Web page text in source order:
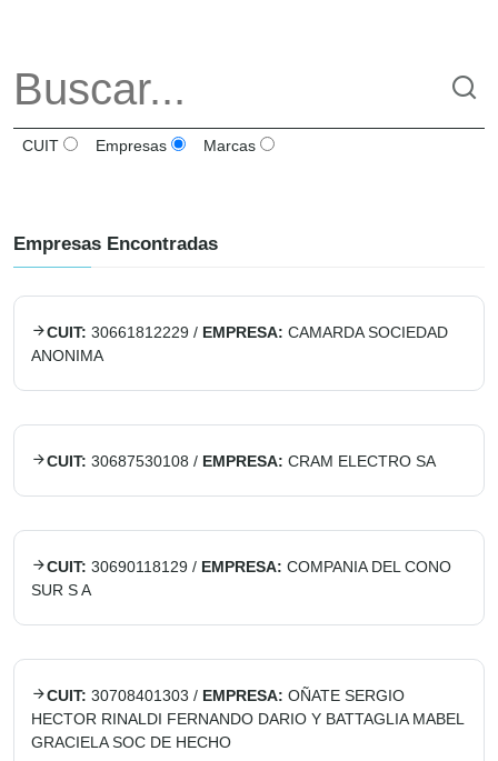
CUIT Empresas Marcas
Empresas Encontradas
CUIT: 30661812229 / EMPRESA: CAMARDA SOCIEDAD
ANONIMA
CUIT: 30687530108 / EMPRESA: CRAM ELECTRO SA
CUIT: 30690118129 / EMPRESA: COMPANIA DEL CONO
SUR S A
CUIT: 30708401303 / EMPRESA: OÑATE SERGIO
HECTOR RINALDI FERNANDO DARIO Y BATTAGLIA MABEL
GRACIELA SOC DE HECHO